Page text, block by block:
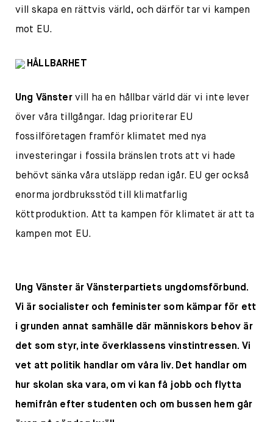
vill skapa en rättvis värld, och därför tar vi kampen
mot EU.
HÅLLBARHET
Ung Vänstervill ha en hållbar värld där vi inte lever
över våra tillgångar. Idag prioriterar EU
fossilföretagen framför klimatet med nya
investeringar i fossila bränslen trots att vi hade
behövt sänka våra utsläpp redan igår. EU ger också
enorma jordbruksstöd till klimatfarlig
köttproduktion. Att ta kampen för klimatet är att ta
kampen mot EU.
Ung Vänster är Vänsterpartiets ungdomsförbund.
Vi är socialister och feminister som kämpar för ett
i grunden annat samhälle där människors behov är
det som styr, inte överklassens vinstintressen. Vi
vet att politik handlar om våra liv. Det handlar om
hur skolan ska vara, om vi kan få jobb och flytta
hemifrån efter studenten och om bussen hem går